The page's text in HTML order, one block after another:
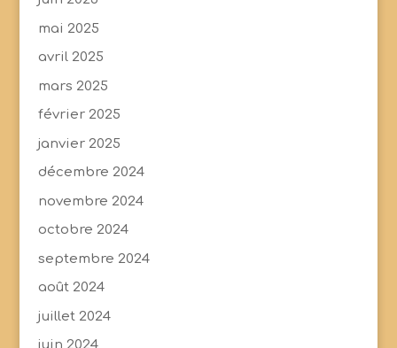
mai 2025
avril 2025
mars 2025
février 2025
janvier 2025
décembre 2024
novembre 2024
octobre 2024
septembre 2024
août 2024
juillet 2024
juin 2024